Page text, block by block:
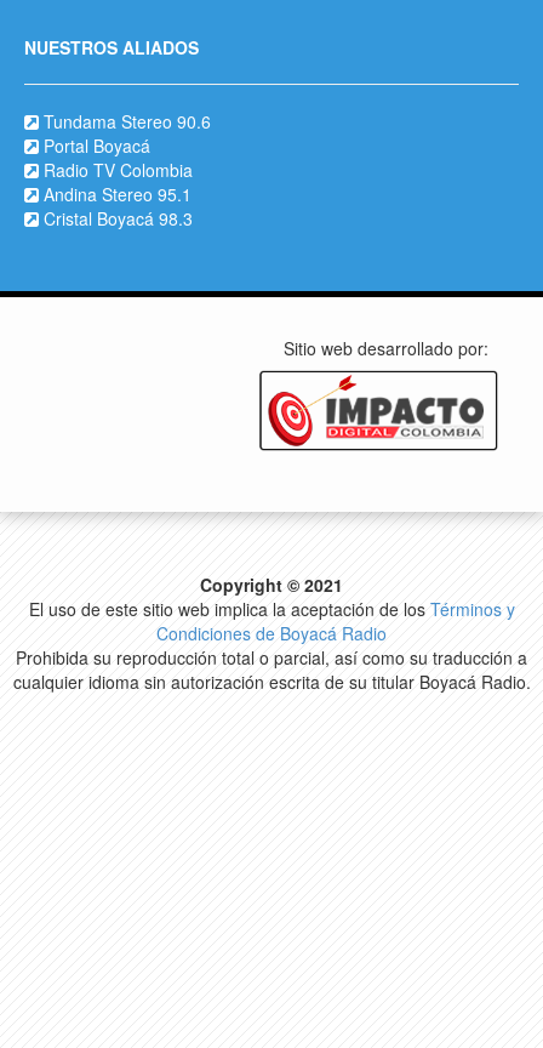
NUESTROS ALIADOS
Tundama Stereo 90.6
Portal Boyacá
Radio TV Colombia
Andina Stereo 95.1
Cristal Boyacá 98.3
Sitio web desarrollado por:
Copyright © 2021
El uso de este sitio web implica la aceptación de los Términos y
Condiciones de Boyacá Radio
Prohibida su reproducción total o parcial, así como su traducción a
cualquier idioma sin autorización escrita de su titular Boyacá Radio.